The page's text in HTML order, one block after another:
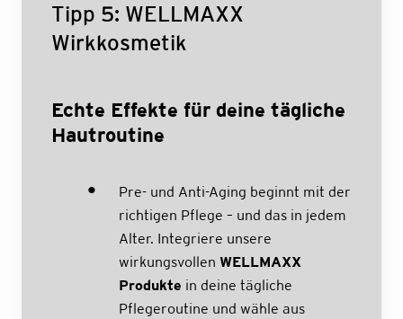
Tipp 5: WELLMAXX
Wirkkosmetik
Echte Effekte für deine tägliche
Hautroutine
Pre- und Anti-Aging beginnt mit der
richtigen Pflege – und das in jedem
Alter. Integriere unsere
wirkungsvollen WELLMAXX
Produkte in deine tägliche
Pflegeroutine und wähle aus